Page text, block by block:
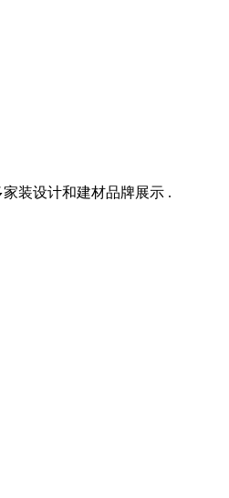
装设计和建材品牌展示 .